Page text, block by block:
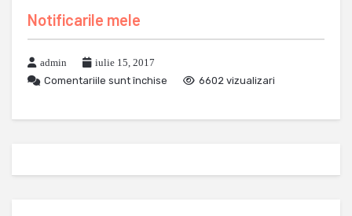
Notificarile mele
admin
iulie 15, 2017
Comentariile sunt închise
6602 vizualizari